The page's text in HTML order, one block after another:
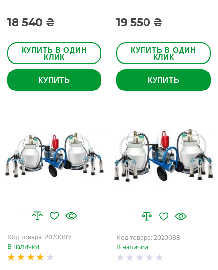
18 540 ₴
КУПИТЬ В ОДИН
КЛИК
КУПИТЬ
19 550 ₴
КУПИТЬ В ОДИН
КЛИК
КУПИТЬ
Код товара: 2020089
В наличии
Код товара: 2020088
В наличии